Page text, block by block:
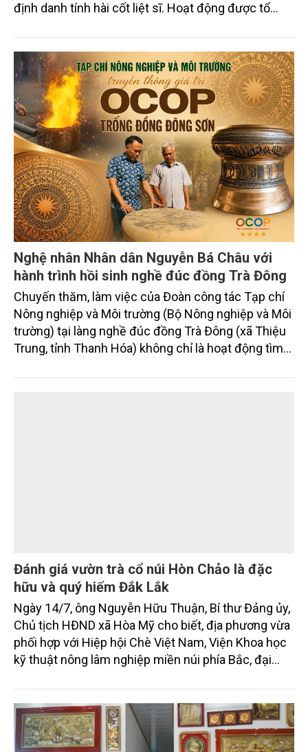
định danh tính hài cốt liệt sĩ. Hoạt động được tổ
quá trình tìm kiếm, quy tập, xác định danh tính liệt sĩ,
đáp ứng nguyện vọng của thân nhân các gia đình và
thể hiện đạo lý "Uống nước nhớ nguồn" của dân tộc.
Nghệ nhân Nhân dân Nguyễn Bá Châu với
hành trình hồi sinh nghề đúc đồng Trà Đông
Chuyến thăm, làm việc của Đoàn công tác Tạp chí
Nông nghiệp và Môi trường (Bộ Nông nghiệp và Môi
trường) tại làng nghề đúc đồng Trà Đông (xã Thiệu
Trung, tỉnh Thanh Hóa) không chỉ là hoạt động tìm
nhiều góc nhìn về bảo tồn giá trị gốc của di sản văn
Đánh giá vườn trà cổ núi Hòn Chảo là đặc
hữu và quý hiếm Đắk Lắk
Ngày 14/7, ông Nguyễn Hữu Thuận, Bí thư Đảng ủy,
Chủ tịch HĐND xã Hòa Mỹ cho biết, địa phương vừa
phối hợp với Hiệp hội Chè Việt Nam, Viện Khoa học
kỹ thuật nông lâm nghiệp miền núi phía Bắc, đại
nghiên cứu, bảo tồn và phát huy giá trị vườn trà cổ
núi Hòn Chảo thôn Mỹ Thành, xã Hòa Mỹ.